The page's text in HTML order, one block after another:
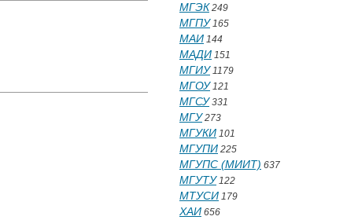
МГЭК 249
МГПУ165
МАИ 144
МАДИ 151
МГИУ1179
МГОУ121
МГСУ331
МГУ273
МГУКИ 101
МГУПИ 225
МГУПС (МИИТ) 637
МГУТУ122
МТУСИ 179
ХАИ 656